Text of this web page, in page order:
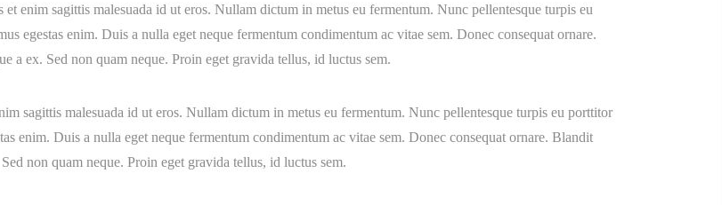
enim sagittis malesuada id ut eros. Nullam dictum in metus eu fermentum. Nunc pellentesque turpis eu
egestas enim. Duis a nulla eget neque fermentum condimentum ac vitae sem. Donec consequat ornare.
a ex. Sed non quam neque. Proin eget gravida tellus, id luctus sem.
sagittis malesuada id ut eros. Nullam dictum in metus eu fermentum. Nunc pellentesque turpis eu porttitor
enim. Duis a nulla eget neque fermentum condimentum ac vitae sem. Donec consequat ornare. Blandit
non quam neque. Proin eget gravida tellus, id luctus sem.